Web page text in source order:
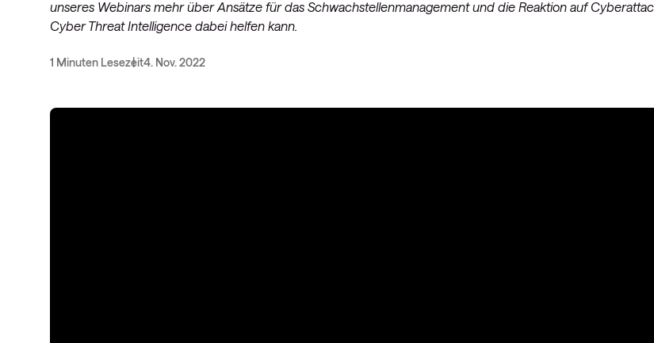
unseres Webinars mehr über Ansätze für das Schwachstellenmanagement und die Reaktion auf
Cyber Threat Intelligence dabei helfen kann.
1 Minuten Lesezeit4. Nov. 2022